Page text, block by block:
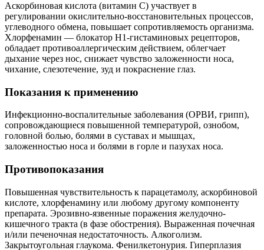
Аскорбиновая кислота (витамин С) участвует в
регулировании окислительно-восстановительных процессов,
углеводного обмена, повышает сопротивляемость организма.
Хлорфенамин — блокатор Н1-гистаминовых рецепторов,
обладает противоаллергическим действием, облегчает
дыхание через нос, снижает чувство заложенности носа,
чихание, слезотечение, зуд и покраснение глаз.
Показания к применению
Инфекционно-воспалительные заболевания (ОРВИ, грипп),
сопровождающиеся повышенной температурой, ознобом,
головной болью, болями в суставах и мышцах,
заложенностью носа и болями в горле и пазухах носа.
Противопоказания
Повышенная чувствительность к парацетамолу, аскорбиновой
кислоте, хлорфенамину или любому другому компоненту
препарата. Эрозивно-язвенные поражения желудочно-
кишечного тракта (в фазе обострения). Выраженная почечная
и/или печеночная недостаточность. Алкоголизм.
Закрытоугольная глаукома. Фенилкетонурия. Гиперплазия